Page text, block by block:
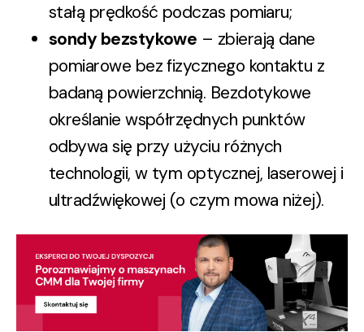
stałą prędkość podczas pomiaru;
sondy bezstykowe – zbierają dane
pomiarowe bez fizycznego kontaktu z
badaną powierzchnią. Bezdotykowe
określanie współrzędnych punktów
odbywa się przy użyciu różnych
technologii, w tym optycznej, laserowej i
ultradźwiękowej (o czym mowa niżej).